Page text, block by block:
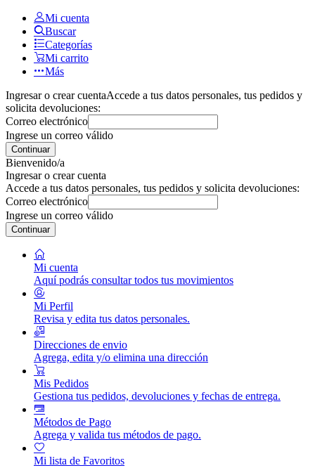
Mi cuenta
Buscar
Categorías
Mi carrito
Más
Ingresar o crear cuentaAccede a tus datos personales, tus pedidos y
solicita devoluciones:
Correo electrónico
Ingrese un correo válido
Continuar
Bienvenido/a
Ingresar o crear cuenta
Accede a tus datos personales, tus pedidos y solicita devoluciones:
Correo electrónico
Ingrese un correo válido
Continuar
Mi cuenta
Aquí podrás consultar todos tus movimientos
Mi Perfil
Revisa y edita tus datos personales.
Direcciones de envio
Agrega, edita y/o elimina una dirección
Mis Pedidos
Gestiona tus pedidos, devoluciones y fechas de entrega.
Métodos de Pago
Agrega y valida tus métodos de pago.
Mi lista de Favoritos